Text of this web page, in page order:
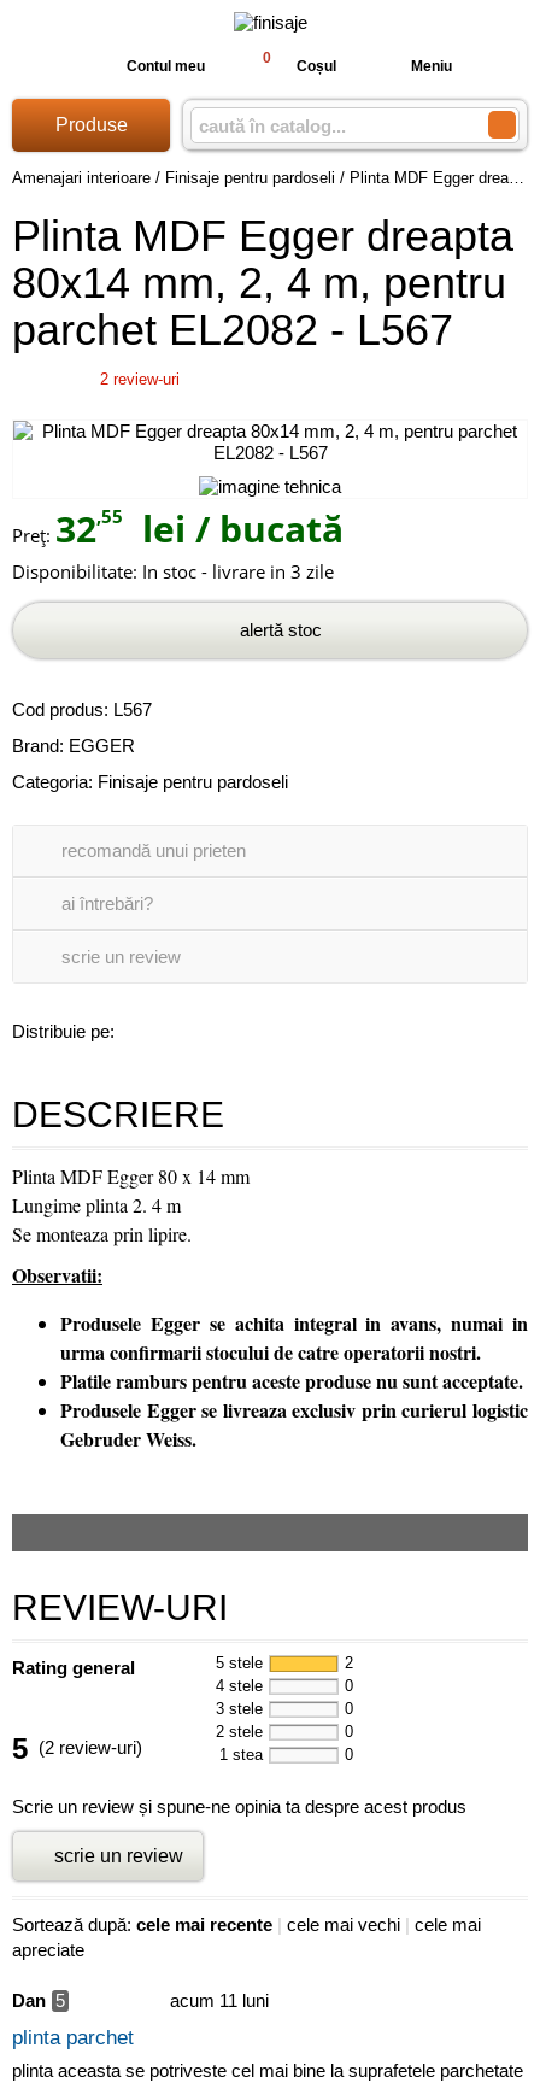
Contul meu 0 Coșul Meniu
Produse
Amenajari interioare / Finisaje pentru pardoseli / Plinta MDF Egger dreapta 80x14 mm, 2, 4 m, pentru parchet EL2082 - L567
Plinta MDF Egger dreapta
80x14 mm, 2, 4 m, pentru
parchet EL2082 - L567
2 review-uri
Preţ: 32,55 lei / bucată
Disponibilitate: In stoc - livrare in 3 zile
alertă stoc
Cod produs: L567
Brand: EGGER
Categoria: Finisaje pentru pardoseli
recomandă unui prieten
ai întrebări?
scrie un review
Distribuie pe:
DESCRIERE
Plinta MDF Egger 80 x 14 mm
Lungime plinta 2. 4 m
Se monteaza prin lipire.
Observatii:
Produsele Egger se achita integral in avans, numai in
urma confirmarii stocului de catre operatorii nostri.
Platile ramburs pentru aceste produse nu sunt acceptate.
Produsele Egger se livreaza exclusiv prin curierul logistic
Gebruder Weiss.
REVIEW-URI
Rating general
5 (2 review-uri)
5 stele
2
4 stele
0
3 stele
0
2 stele
0
1 stea
0
Scrie un review și spune-ne opinia ta despre acest produs
scrie un review
Sortează după: cele mai recente | cele mai vechi | cele mai
apreciate
Dan 5 acum 11 luni
plinta parchet
plinta aceasta se potriveste cel mai bine la suprafetele parchetate